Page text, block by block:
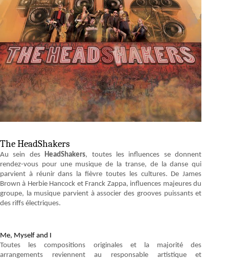
The HeadShakers
Au sein des HeadShakers, toutes les influences se donnent
rendez-vous pour une musique de la transe, de la danse qui
parvient à réunir dans la fièvre toutes les cultures. De James
Brown à Herbie Hancock et Franck Zappa, influences majeures du
groupe, la musique parvient à associer des grooves puissants et
des riffs électriques.
Me, Myself and I
Toutes les compositions originales et la majorité des
arrangements reviennent au responsable artistique et